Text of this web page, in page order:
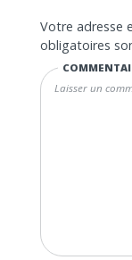
Votre adresse
obligatoires